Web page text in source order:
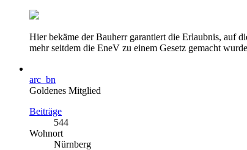
Hier bekäme der Bauherr garantiert die Erlaubnis, auf
mehr seitdem die EneV zu einem Gesetz gemacht
arc_bn
Goldenes Mitglied
Beiträge
544
Wohnort
Nürnberg